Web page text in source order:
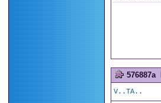
576887a
V..TA..